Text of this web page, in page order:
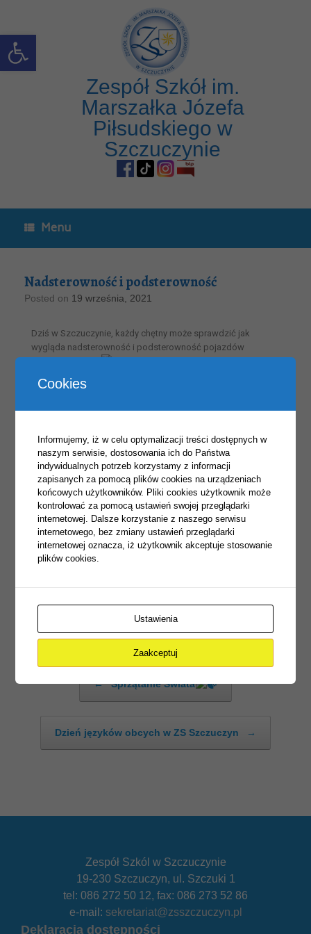
Open toolbar
Zespół Szkół im.
Marszałka Józefa
Piłsudskiego w
Szczuczynie
Menu
Nadsterowność i podsterowność
Posted on 19 września, 2021
Dziś w Szczuczynie, każdy chętny może sprawdzić jak
wygląda nadsterowność i podsterowność pojazdów
jego uczniami pokażą jak to działa
← Sprzątanie Świata
Dzień języków obcych w ZS Szczuczyn →
Zespół Szkól w Szczuczynie
19-230 Szczuczyn, ul. Szczuki 1
tel: 086 272 50 12, fax: 086 273 52 86
e-mail: sekretariat@zsszczuczyn.pl
Deklaracja dostępności
Cookies
Informujemy, iż w celu optymalizacji treści dostępnych w
naszym serwisie, dostosowania ich do Państwa
indywidualnych potrzeb korzystamy z informacji
zapisanych za pomocą plików cookies na urządzeniach
końcowych użytkowników. Pliki cookies użytkownik może
kontrolować za pomocą ustawień swojej przeglądarki
internetowej. Dalsze korzystanie z naszego serwisu
internetowego, bez zmiany ustawień przeglądarki
internetowej oznacza, iż użytkownik akceptuje stosowanie
plików cookies.
Ustawienia
Zaakceptuj